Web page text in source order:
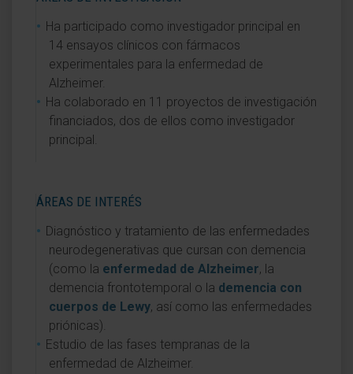
Ha participado como investigador principal en
14 ensayos clínicos con fármacos
experimentales para la enfermedad de
Alzheimer.
Ha colaborado en 11 proyectos de investigación
financiados, dos de ellos como investigador
principal.
ÁREAS DE INTERÉS
Diagnóstico y tratamiento de las enfermedades
neurodegenerativas que cursan con demencia
(como la enfermedad de Alzheimer, la
demencia frontotemporal o la demencia con
cuerpos de Lewy, así como las enfermedades
priónicas).
Estudio de las fases tempranas de la
enfermedad de Alzheimer.